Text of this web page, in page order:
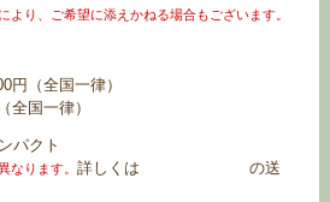
り、ご希望に添えかねる場合もございます。
円（全国一律）
全国一律）
パクト
なります。 詳しくは
の送